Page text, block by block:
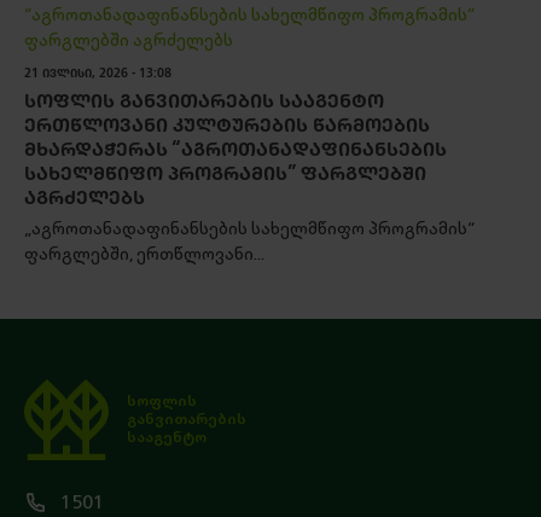
21 ᲘᲕᲚᲘᲡᲘ, 2026 - 13:08
ᲡᲝᲤᲚᲘᲡ ᲒᲐᲜᲕᲘᲗᲐᲠᲔᲑᲘᲡ ᲡᲐᲐᲒᲔᲜᲢᲝ
ᲔᲠᲗᲬᲚᲝᲕᲐᲜᲘ ᲙᲣᲚᲢᲣᲠᲔᲑᲘᲡ ᲬᲐᲠᲛᲝᲔᲑᲘᲡ
ᲛᲮᲐᲠᲓᲐᲭᲔᲠᲐᲡ “ᲐᲒᲠᲝᲗᲐᲜᲐᲓᲐᲤᲘᲜᲐᲜᲡᲔᲑᲘᲡ
ᲡᲐᲮᲔᲚᲛᲬᲘᲤᲝ ᲞᲠᲝᲒᲠᲐᲛᲘᲡ” ᲤᲐᲠᲒᲚᲔᲑᲨᲘ
ᲐᲒᲠᲫᲔᲚᲔᲑᲡ
„აგროთანადაფინანსების სახელმწიფო პროგრამის“
ფარგლებში, ერთწლოვანი...
სოფლის
განვითარების
სააგენტო
1501